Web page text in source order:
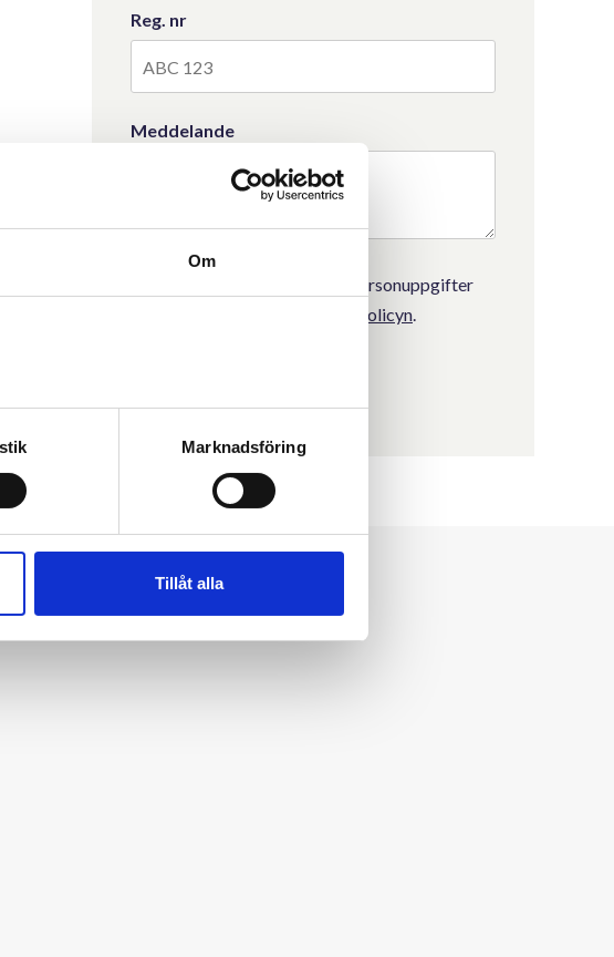
Om
Marknadsföring
Tillåt alla
Reg. nr
Meddelande
Samtycker till att mina personuppgifter
integritetspolicyn.